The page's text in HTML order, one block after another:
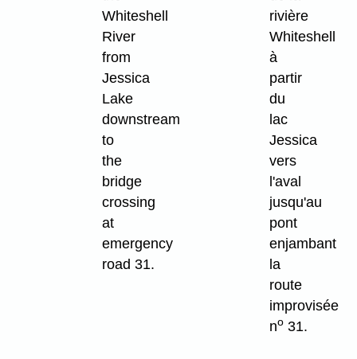
Whiteshell
River
from
Jessica
Lake
downstream
to
the
bridge
crossing
at
emergency
road 31.
rivière
Whiteshell
à
partir
du
lac
Jessica
vers
l'aval
jusqu'au
pont
enjambant
la
route
improvisée
no 31.